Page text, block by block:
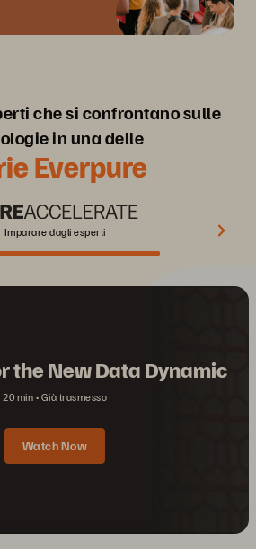
che si confrontano sulle
in una delle
Everpure
Imparare dagli esperti
the New Data Dynamic
20 min Già trasmesso
Watch Now